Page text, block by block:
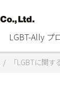
LGBT-Ally プ
「LGBTに関